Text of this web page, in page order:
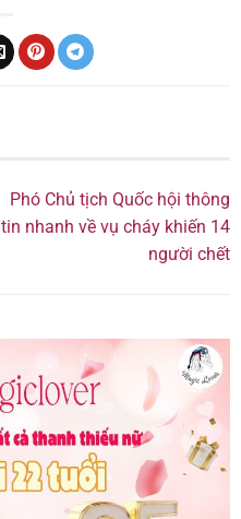
Phó Chủ tịch Quốc hội thông
tin nhanh về vụ cháy khiến 14
người chết